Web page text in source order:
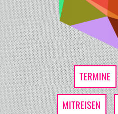
TERMINE
MITREISEN